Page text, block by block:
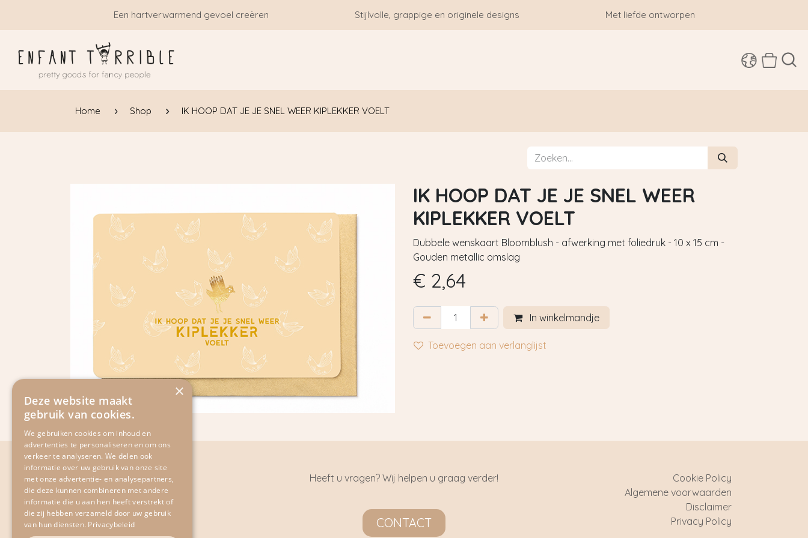
Een hartverwarmend gevoel creëren Stijlvolle, grappige en originele designs Met liefde ontworpen
Home Shop IK HOOP DAT JE JE SNEL WEER KIPLEKKER VOELT
IK HOOP DAT JE JE SNEL WEER
KIPLEKKER VOELT
Dubbele wenskaart Bloomblush - afwerking met foliedruk - 10 x 15 cm -
Gouden metallic omslag
€ 2,64
In winkelmandje
Toevoegen aan verlanglijst
​Scheldekaai 12
9690 Kluisbergen
​Belgium
Heeft u vragen? Wij helpen u graag verder!
CONTACT
Cookie Policy
Algemene voorwaarden
Disclaimer
Privacy Policy
×
Deze website maakt
gebruik van cookies.
We gebruiken cookies om inhoud en
advertenties te personaliseren en om ons
verkeer te analyseren. We delen ook
informatie over uw gebruik van onze site
met onze advertentie- en analysepartners,
die deze kunnen combineren met andere
informatie die u aan hen heeft verstrekt of
die zij hebben verzameld door uw gebruik
van hun diensten. Privacybeleid